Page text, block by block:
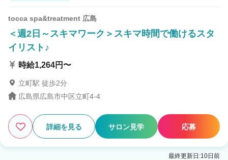
tocca spa&treatment 広島
＜週2日～スキマワーク＞スキマ時間で働けるスタ
イリスト♪
時給1,264円〜
立町駅 徒歩2分
広島県広島市中区立町4-4
詳細を見る サロン見学 応募
最終更新日:10日前